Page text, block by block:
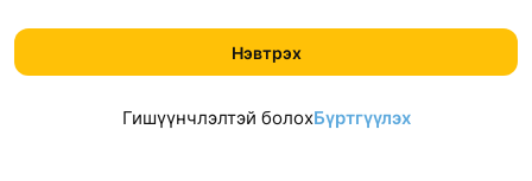
Нэвтрэх
Гишүүнчлэлтэй болохБүртгүүлэх